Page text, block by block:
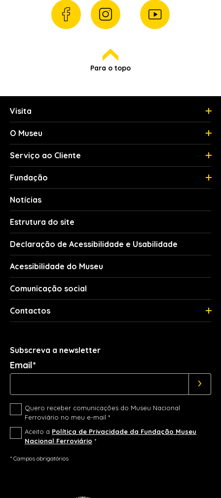
Para o topo
Visita
O Museu
Serviço ao Cliente
Fundação
Notícias
Estrutura do site
Declaração de Acessibilidade e Usabilidade
Acessibilidade do Museu
Comunicação social
Contactos
Subscreva a newsletter
Email*
Quero receber comunicações do Museu Nacional
Ferroviário no meu e-mail *
Aceito a Política de Privacidade da Fundação Museu
Nacional Ferroviário *
* Campos obrigatórios